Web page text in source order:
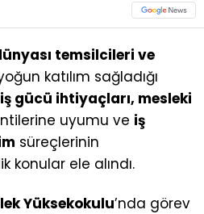
temsilcileri ve
katılım sağladığı
gücü ihtiyaçları, mesleki
uyumu ve iş
süreçlerinin
konular ele alındı.
Yüksekokulu’nda görev